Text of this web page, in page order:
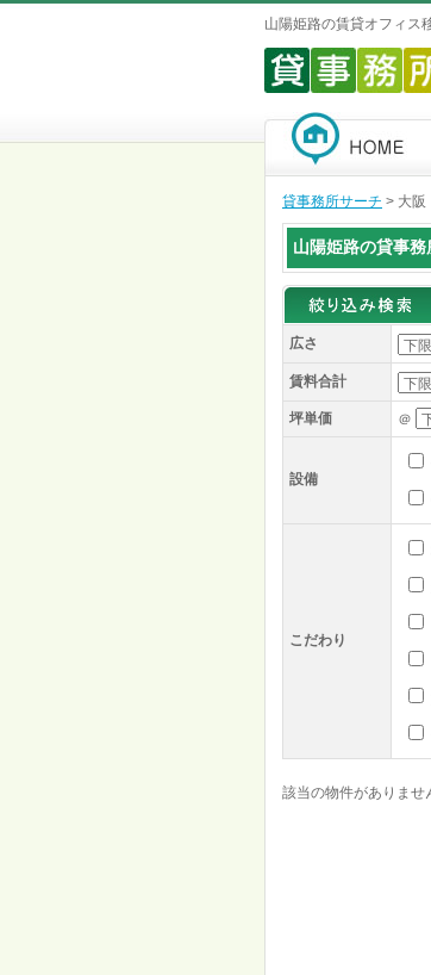
山陽姫路の賃貸オフィス
貸事務所サーチ > 大阪
山陽姫路の貸事務
広さ
賃料合計
坪単価 ＠
設備
こだわり
該当の物件がありませ